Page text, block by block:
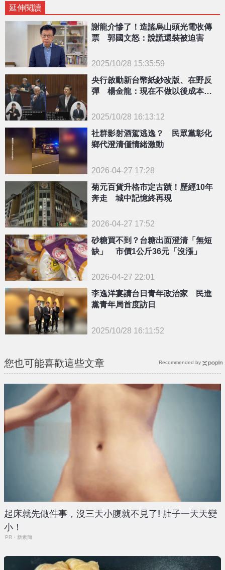
延伸閱讀
{PLAYICON}
謝龍介慘了！造謠烏山頭光電收傳
票 郭國文怒：說謊還裝被迫害
2025/10/28 15:35:59
{PLAYICON}
央行啟動新台幣紙鈔改版、在野反
彈 楊金龍：現在不做以後成本更
2025/10/28 16:13:12
社群影射酒駕逃逸？ 民眾黨彰化
鄉代澄清僅情緒激動
2026-04-27 17:28
菊元百貨升格市定古蹟！歷經10年
奔走 城中記憶終再現
2026-04-27 17:52
砂糖買不到？台糖出面澄清「無短
缺」 市價1公斤36元「沒漲」
2026-04-27 22:01
李逸洋宴請台日青年政治家 民進
黨青年局首度訪日
2025/10/28 16:11:52
您也可能喜歡這些文章
起床就先做件事，沒三天小腹就不見了! 肚子一天天變
小！
PR・新素簡
Recommended by